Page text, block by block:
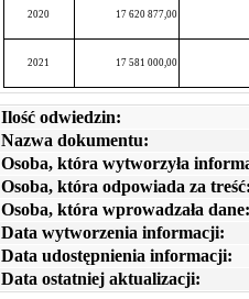
2020 17 620 877,00
2021 17 581 000,00
Ilość odwiedzin:
Nazwa dokumentu:
Osoba, która wytworzyła
Osoba, która odpowiada za
Osoba, która wprowadzała dane:
Data wytworzenia informacji:
Data udostępnienia informacji:
Data ostatniej aktualizacji: